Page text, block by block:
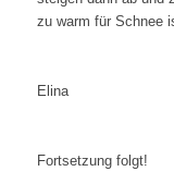
zu warm für Schnee
Elina
Fortsetzung folgt!